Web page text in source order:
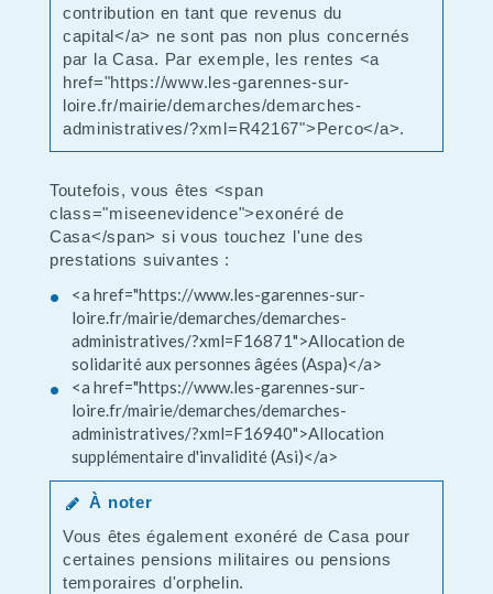
contribution en tant que revenus du
capital</a> ne sont pas non plus concernés
par la Casa. Par exemple, les rentes <a
href="https://www.les-garennes-sur-
loire.fr/mairie/demarches/demarches-
administratives/?xml=R42167">Perco</a>.
Toutefois, vous êtes <span
class="miseenevidence">exonéré de
Casa</span> si vous touchez l'une des
prestations suivantes :
<a href="https://www.les-garennes-sur-
loire.fr/mairie/demarches/demarches-
administratives/?xml=F16871">Allocation de
solidarité aux personnes âgées (Aspa)</a>
<a href="https://www.les-garennes-sur-
loire.fr/mairie/demarches/demarches-
administratives/?xml=F16940">Allocation
supplémentaire d'invalidité (Asi)</a>
À noter
Vous êtes également exonéré de Casa pour
certaines pensions militaires ou pensions
temporaires d'orphelin.